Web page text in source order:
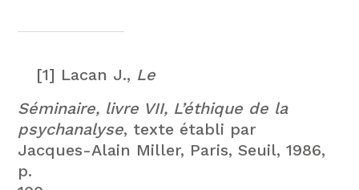
[1] Lacan J., Le
Séminaire, livre VII, L’éthique de la
psychanalyse, texte établi par
Jacques-Alain Miller, Paris, Seuil, 1986,
p.